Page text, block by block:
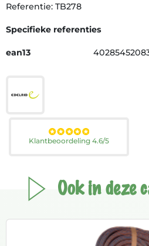
Referentie: TB278
Specifieke referenties
ean13
Klantbeoordeling 4.6/5
Ook in deze